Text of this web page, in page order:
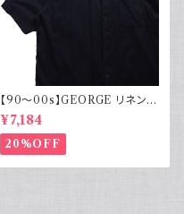
【90～00s】GEORGE リネンレ
ーヨンシャツ 黒 ボックスシルエ
ット XL
¥7,184
20%OFF